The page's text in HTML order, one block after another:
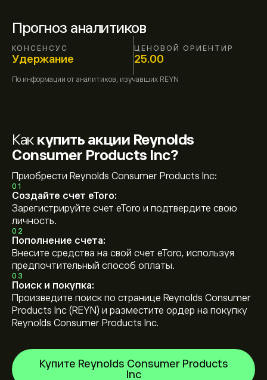
Прогноз аналитиков
КОНСЕНСУС
Удержание
ЦЕНОВОЙ ОРИЕНТИР
25.00
По информации от аналитиков, изучавших REYN
Как купить акции Reynolds
Consumer Products Inc?
Приобрести Reynolds Consumer Products Inc:
01
Создайте счет eToro:
Зарегистрируйте счет eToro и подтвердите свою
личность.
02
Пополнение счета:
Внесите средства на свой счет eToro, используя
предпочтительный способ оплаты.
03
Поиск и покупка:
Произведите поиск по странице Reynolds Consumer
Products Inc (REYN) и разместите ордер на покупку
Reynolds Consumer Products Inc.
Купите Reynolds Consumer Products
Inc